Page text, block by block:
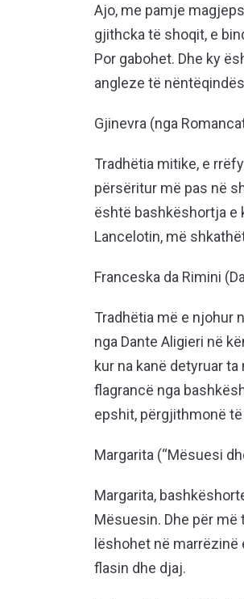
Ajo, me pamje
gjithcka të shoqit, e
Por gabohet. Dhe ky
angleze të
Gjinevra (nga
Tradhëtia mitike, e
përsëritur më pas në
është bashkëshortja e
Lancelotin, më
Franceska da Rimini
Tradhëtia më e njohur
nga Dante Aligieri në
kur na kanë detyruar
flagrancë nga
epshit, përgjithmonë të
Margarita (“Mësuesi
Margarita,
Mësuesin. Dhe për
lëshohet në
flasin dhe djaj.